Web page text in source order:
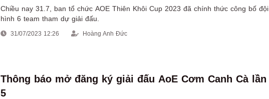
Chiều nay 31.7, ban tổ chức AOE Thiên Khôi Cup 2023 đã chính thức công bố đội
hình 6 team tham dự giải đấu.
31/07/2023 12:26 Hoàng Anh Đức
Thông báo mở đăng ký giải đấu AoE Cơm Canh Cà lần
5